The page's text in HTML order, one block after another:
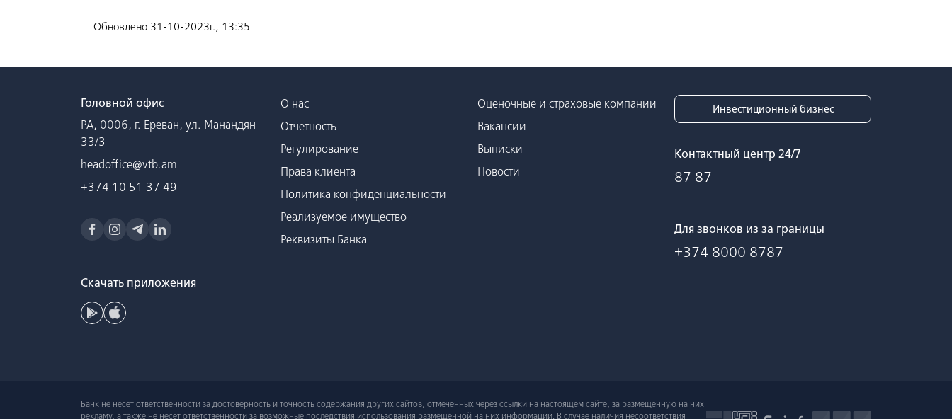
Обновлено 31-10-2023г., 13:35
Головной офис
РА, 0006, г. Ереван, ул. Манандян
33/3
headoffice@vtb.am
+374 10 51 37 49
Скачать приложения
О нас
Отчетность
Регулирование
Права клиента
Политика конфиденциальности
Реализуемое имущество
Реквизиты Банка
Оценочные и страховые компании
Вакансии
Выписки
Новости
Инвестиционный бизнес
Контактный центр 24/7
87 87
Для звонков из за границы
+374 8000 8787
Банк не несет ответственности за достоверность и точность содержания других сайтов, отмеченных через ссылки на настоящем сайте, за размещенную на них
рекламу, а также не несет ответственности за возможные последствия использования размещенной на них информации. В случае наличия несоответствия